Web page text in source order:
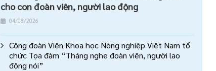
cho con đoàn viên, người lao động
04/08/2026
Công đoàn Viện Khoa học Nông nghiệp Việt Nam tổ
chức Tọa đàm “Tháng nghe đoàn viên, người lao
động nói”